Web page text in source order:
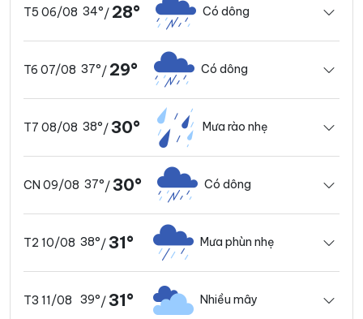
T5 06/08 34°/ 28° Có dông
T6 07/08 37°/ 29° Có dông
T7 08/08 38°/30° Mưa rào nhẹ
CN 09/08 37°/30° Có dông
T2 10/08 38°/31° Mưa phùn nhẹ
T3 11/08 39°/31° Nhiều mây